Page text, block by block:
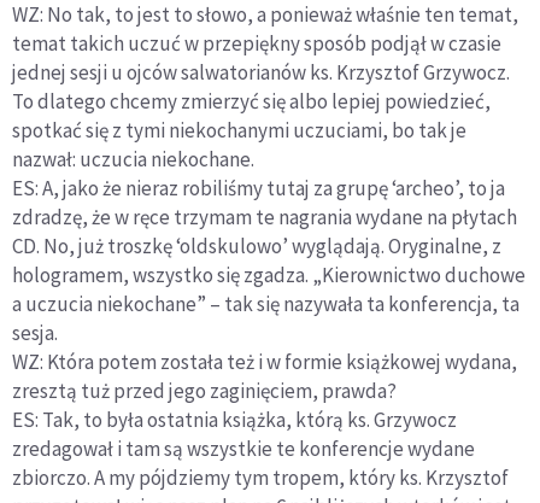
WZ: No tak, to jest to słowo, a ponieważ właśnie ten temat,
temat takich uczuć w przepiękny sposób podjął w czasie
jednej sesji u ojców salwatorianów ks. Krzysztof Grzywocz.
To dlatego chcemy zmierzyć się albo lepiej powiedzieć,
spotkać się z tymi niekochanymi uczuciami, bo tak je
nazwał: uczucia niekochane.
ES: A, jako że nieraz robiliśmy tutaj za grupę ‘archeo’, to ja
zdradzę, że w ręce trzymam te nagrania wydane na płytach
CD. No, już troszkę ‘oldskulowo’ wyglądają. Oryginalne, z
hologramem, wszystko się zgadza. „Kierownictwo duchowe
a uczucia niekochane” – tak się nazywała ta konferencja, ta
sesja.
WZ: Która potem została też i w formie książkowej wydana,
zresztą tuż przed jego zaginięciem, prawda?
ES: Tak, to była ostatnia książka, którą ks. Grzywocz
zredagował i tam są wszystkie te konferencje wydane
zbiorczo. A my pójdziemy tym tropem, który ks. Krzysztof